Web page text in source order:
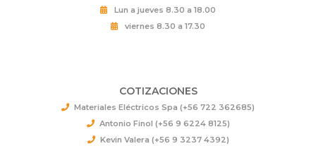
Lun a jueves 8.30 a 18.00
viernes 8.30 a 17.30
COTIZACIONES
Materiales Eléctricos Spa (+56 722 362685)
Antonio Finol (+56 9 6224 8125)
Kevin Valera (+56 9 3237 4392)